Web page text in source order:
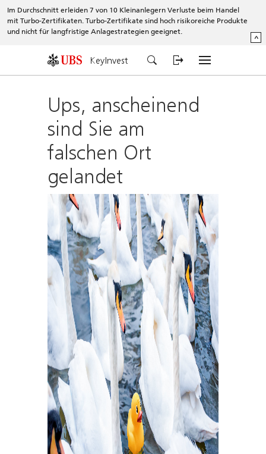
Im Durchschnitt erleiden 7 von 10 Kleinanlegern Verluste beim Handel
mit Turbo-Zertifikaten. Turbo-Zertifikate sind hoch risikoreiche Produkte
und nicht für langfristige Anlagestrategien geeignet.
^
KeyInvest
Ups, anscheinend
sind Sie am
falschen Ort
gelandet